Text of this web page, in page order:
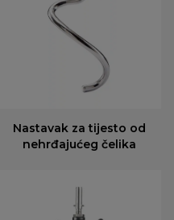
Nastavak za tijesto od
nehrđajućeg čelika